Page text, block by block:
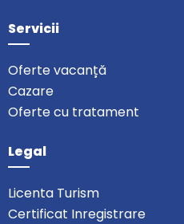
Servicii
Oferte vacanță
Cazare
Oferte cu tratament
Legal
Licenta Turism
Certificat Inregistrare